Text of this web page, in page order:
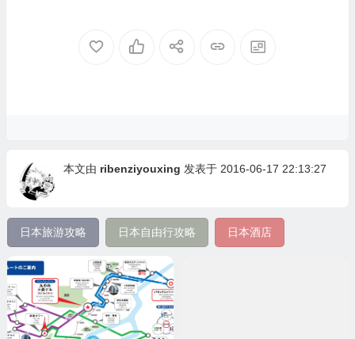
本文由 ribenziyouxing 发表于 2016-06-17 22:13:27
日本旅游攻略 日本自由行攻略 日本酒店